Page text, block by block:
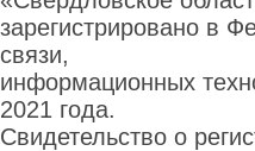
зарегистрировано в
связи,
информационных
2021 года.
Свидетельство о